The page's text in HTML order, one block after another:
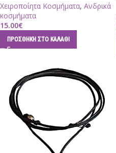
Χειροποίητα Κοσμήματα, Ανδρικά
κοσμήματα
15.00€
ΠΡΟΣΘΉΚΗ ΣΤΟ ΚΑΛΆΘΙ